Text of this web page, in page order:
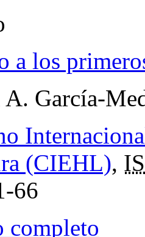
a los
A. García-
(CIEHL),
66
completo